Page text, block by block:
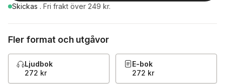
Skickas . Fri frakt över 249 kr.
Fler format och utgåvor
Ljudbok
272 kr
E-bok
272 kr